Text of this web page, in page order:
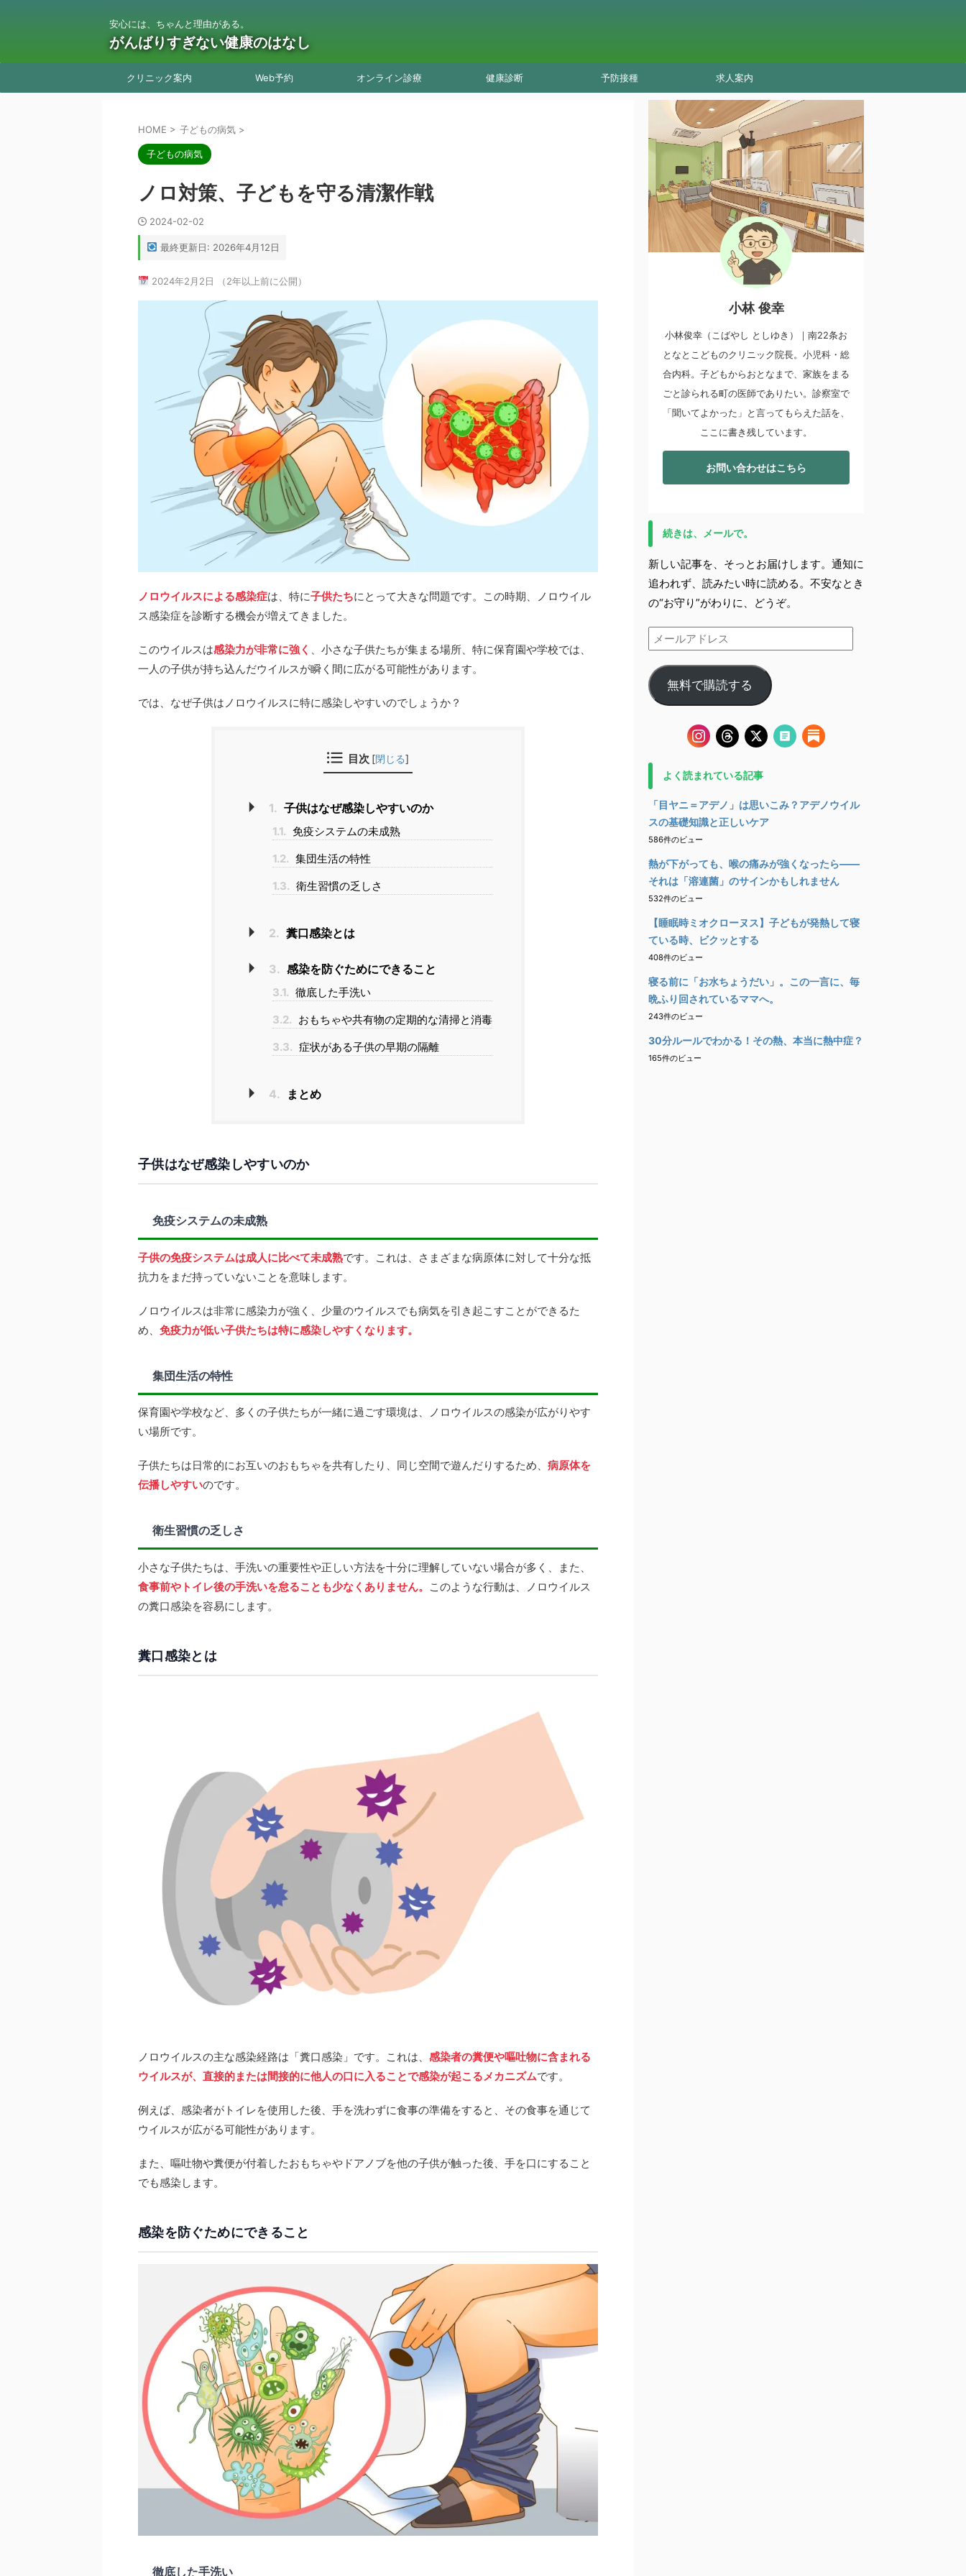
安心には、ちゃんと理由がある。
がんばりすぎない健康のはなし
クリニック案内 Web予約 オンライン診療 健康診断 予防接種 求人案内
HOME > 子どもの病気 >
子どもの病気
ノロ対策、子どもを守る清潔作戦
2024-02-02
最終更新日: 2026年4月12日
2024年2月2日 （2年以上前に公開）
ノロウイルスによる感染症は、特に子供たちにとって大きな問題です。この時期、ノロウイル
ス感染症を診断する機会が増えてきました。
このウイルスは感染力が非常に強く 、小さな子供たちが集まる場所、特に保育園や学校では、
一人の子供が持ち込んだウイルスが瞬く間に広がる可能性があります。
では、なぜ子供はノロウイルスに特に感染しやすいのでしょうか？
目次 [閉じる]
1. 子供はなぜ感染しやすいのか
1.1. 免疫システムの未成熟
1.2. 集団生活の特性
1.3. 衛生習慣の乏しさ
2. 糞口感染とは
3. 感染を防ぐためにできること
3.1. 徹底した手洗い
3.2. おもちゃや共有物の定期的な清掃と消毒
3.3. 症状がある子供の早期の隔離
4. まとめ
子供はなぜ感染しやすいのか
免疫システムの未成熟
子供の免疫システムは成人に比べて未成熟です。これは、さまざまな病原体に対して十分な抵
抗力をまだ持っていないことを意味します。
ノロウイルスは非常に感染力が強く、少量のウイルスでも病気を引き起こすことができるた
め、 免疫力が低い子供たちは特に感染しやすくなります。
集団生活の特性
保育園や学校など、多くの子供たちが一緒に過ごす環境は、ノロウイルスの感染が広がりやす
い場所です。
子供たちは日常的にお互いのおもちゃを共有したり、同じ空間で遊んだりするため、 病原体を
伝播しやすいのです。
衛生習慣の乏しさ
小さな子供たちは、手洗いの重要性や正しい方法を十分に理解していない場合が多く、また、
食事前やトイレ後の手洗いを怠ることも少なくありません。
このような行動は、ノロウイルス
の糞口感染を容易にします。
糞口感染とは
ノロウイルスの主な感染経路は「糞口感染」です。これは、 感染者の糞便や嘔吐物に含まれる
ウイルスが、直接的または間接的に他人の口に入ることで感染が起こるメカニズムです。
例えば、感染者がトイレを使用した後、手を洗わずに食事の準備をすると、その食事を通じて
ウイルスが広がる可能性があります。
また、嘔吐物や糞便が付着したおもちゃやドアノブを他の子供が触った後、手を口にすること
でも感染します。
感染を防ぐためにできること
徹底した手洗い
小林 俊幸
小林俊幸（こばやし としゆき）｜南22条お
となとこどものクリニック院長。小児科・総
合内科。子どもからおとなまで、家族をまる
ごと診られる町の医師でありたい。診察室で
「聞いてよかった」と言ってもらえた話を、
ここに書き残しています。
お問い合わせはこちら
続きは、メールで。
新しい記事を、そっとお届けします。通知に
追われず、読みたい時に読める。不安なとき
の“お守り”がわりに、どうぞ。
無料で購読する
よく読まれている記事
「目ヤニ＝アデノ」は思いこみ？アデノウイル
スの基礎知識と正しいケア
586件のビュー
熱が下がっても、喉の痛みが強くなったら――
それは「溶連菌」のサインかもしれません
532件のビュー
【睡眠時ミオクローヌス】子どもが発熱して寝
ている時、ビクッとする
408件のビュー
寝る前に「お水ちょうだい」。この一言に、毎
晩ふり回されているママへ。
243件のビュー
30分ルールでわかる！その熱、本当に熱中症？
165件のビュー